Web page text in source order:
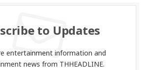
to Updates
entertainment information and
news from THHEADLINE.